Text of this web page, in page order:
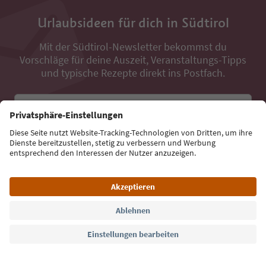
Urlaubsideen für dich in Südtirol
Mit der Südtirol-Newsletter bekommst du
Vorschläge für deine Auszeit, Veranstaltungs-Tipps
und typische Rezepte direkt ins Postfach.
Jetzt anmelden